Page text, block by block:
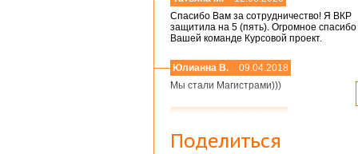
Спасибо Вам за сотрудничество! Я ВКР
защитила на 5 (пять). Огромное
Вашей команде Курсовой проект.
Юлианна В.
09.04.2018
Мы стали Магистрами)))
Мария,добрый день! Спасибо большое.
Защитился на 4!всего доброго
Поделиться